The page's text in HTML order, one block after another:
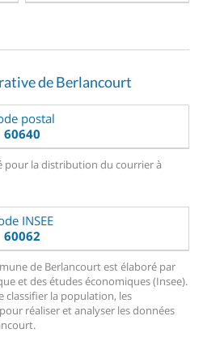
de Berlancourt
postal
60640
pour la distribution du courrier à
INSEE
60062
de Berlancourt est élaboré par
et des études économiques (Insee).
classifier la population, les
réaliser et analyser les données